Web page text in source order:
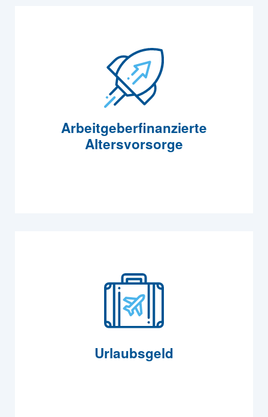
Arbeitgeberfinanzierte
Altersvorsorge
Urlaubsgeld